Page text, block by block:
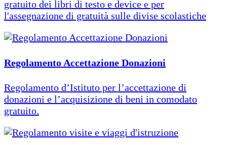
gratuito dei libri di testo e device e per
l'assegnazione di gratuità sulle divise scolastiche
Regolamento Accettazione Donazioni
Regolamento d’Istituto per l’accettazione di
donazioni e l’acquisizione di beni in comodato
gratuito.